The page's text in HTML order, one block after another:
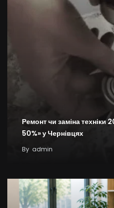
Ремонт чи заміна техніки
50%» у Чернівцях
By admin